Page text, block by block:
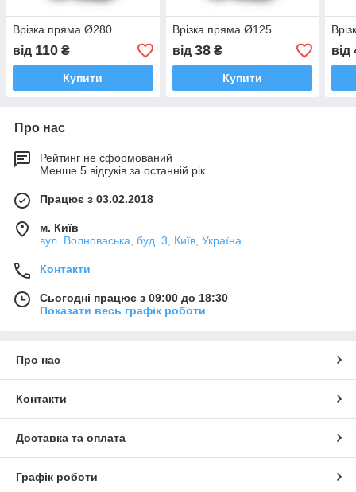
Врізка пряма Ø280
від 110 ₴
Купити
Врізка пряма Ø125
від 38₴
Купити
від
Про нас
Рейтинг не сформований
Менше 5 відгуків за останній рік
Працює з 03.02.2018
м. Київ
вул. Волноваська, буд. 3, Київ, Україна
Контакти
Сьогодні працює з 09:00 до 18:30
Показати весь графік роботи
Про нас
Контакти
Доставка та оплата
Графік роботи